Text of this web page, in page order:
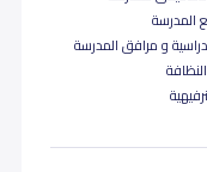
المدرسة
و مرافق المدرسة